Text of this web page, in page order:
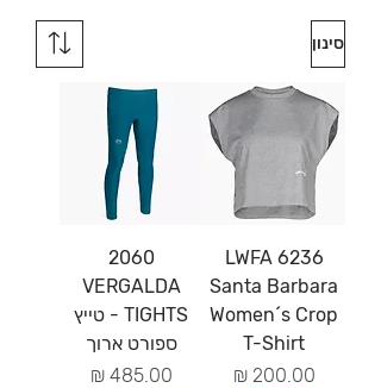
סינון
6236 LWFA
Santa Barbara
Women´s Crop
T-Shirt
מחיר
2060
VERGALDA
TIGHTS - טייץ
ספורט ארוך
מחיר